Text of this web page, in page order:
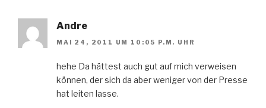
Andre
MAI 24, 2011 UM 10:05 P.M. UHR
hehe Da hättest auch gut auf mich verweisen
können, der sich da aber weniger von der Presse
hat leiten lasse.